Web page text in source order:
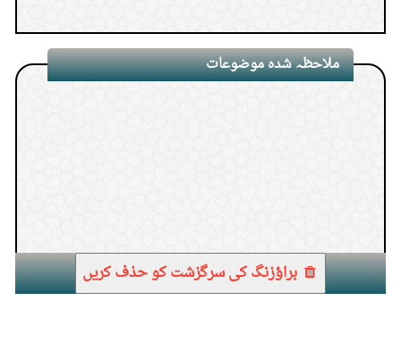
ملاحظہ شدہ موضوعات
براؤزنگ کی سرگزشت کو حذف کریں